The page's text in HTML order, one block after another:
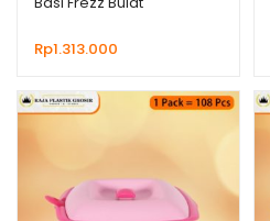
Rp1.313.000